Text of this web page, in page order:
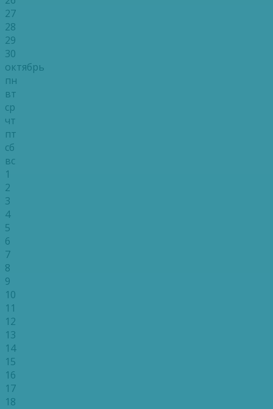
27
28
29
30
октябрь
пн
вт
ср
чт
пт
сб
вс
1
2
3
4
5
6
7
8
9
10
11
12
13
14
15
16
17
18